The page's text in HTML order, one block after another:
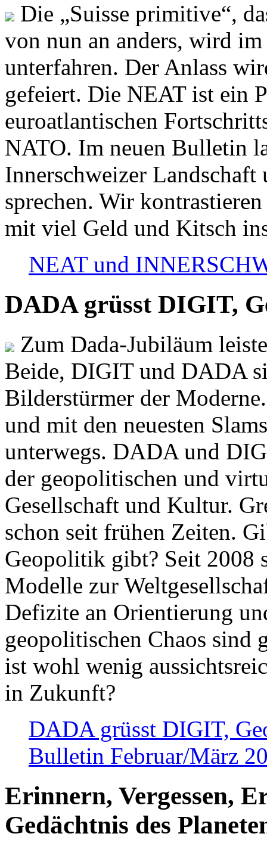
Die „Suisse primitive“,
von nun an anders, wird
unterfahren. Der Anlass
gefeiert. Die NEAT ist ein
euroatlantischen
NATO. Im neuen Bulletin
Innerschweizer
sprechen. Wir
mit viel Geld und Kitsch
NEAT und
DADA grüsst DIGIT,
Zum Dada-Jubiläum
Beide, DIGIT und DADA
Bilderstürmer der
und mit den neuesten
unterwegs. DADA und
der geopolitischen und
Gesellschaft und Kultur.
schon seit frühen Zeiten.
Geopolitik gibt? Seit 2008
Modelle zur
Defizite an Orientierung
geopolitischen Chaos sind
ist wohl wenig
in Zukunft?
DADA grüsst DIGIT,
Bulletin Februar/März
Erinnern, Vergessen,
Gedächtnis des